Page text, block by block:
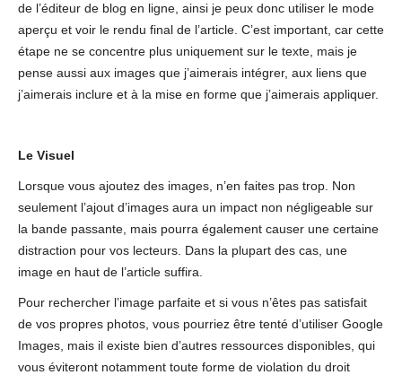
de l’éditeur de blog en ligne, ainsi je peux donc utiliser le mode
aperçu et voir le rendu final de l’article. C’est important, car cette
étape ne se concentre plus uniquement sur le texte, mais je
pense aussi aux images que j’aimerais intégrer, aux liens que
j’aimerais inclure et à la mise en forme que j’aimerais appliquer.
Le Visuel
Lorsque vous ajoutez des images, n’en faites pas trop. Non
seulement l’ajout d’images aura un impact non négligeable sur
la bande passante, mais pourra également causer une certaine
distraction pour vos lecteurs. Dans la plupart des cas, une
image en haut de l’article suffira.
Pour rechercher l’image parfaite et si vous n’êtes pas satisfait
de vos propres photos, vous pourriez être tenté d’utiliser Google
Images, mais il existe bien d’autres ressources disponibles, qui
vous éviteront notamment toute forme de violation du droit